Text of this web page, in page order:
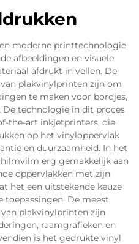
moderne printtechnologie
afbeeldingen en visuele
afdrukt in vellen. De
plakvinylprinten zijn om
te maken voor bordjes,
De technologie in dit proces
the-art inkjetprinters, die
op het vinyloppervlak
en duurzaamheid. In het
erg gemakkelijk aan
oppervlakken met zijn
het een uitstekende keuze
toepassingen. De meest
plakvinylprinten zijn
raamgrafieken en
is het gedrukte vinyl